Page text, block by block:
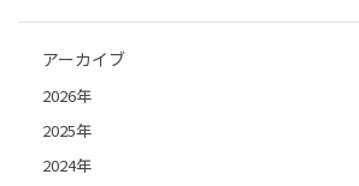
アーカイブ
2026年
2025年
2024年